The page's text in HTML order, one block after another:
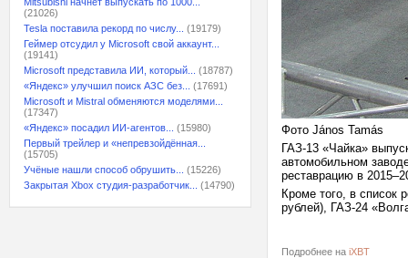
(21026)
Tesla поставила рекорд по числу...
(19179)
Геймер отсудил у Microsoft свой аккаунт...
(19141)
Microsoft представила ИИ, который...
(18787)
«Яндекс» улучшил поиск АЗС без...
(17691)
Microsoft и Mistral обменяются моделями...
(17347)
«Яндекс» посадил ИИ-агентов...
(15980)
Первый трейлер и «непревзойдённая...
(15705)
Учёные нашли способ обрушить...
(15226)
Закрытая Xbox студия-разработчик...
(14790)
Фото János Tamás
ГАЗ-13 «Чайка»
автомобильном
реставрацию в
Кроме того, в список
рублей), ГАЗ-24
Подробнее на iXBT